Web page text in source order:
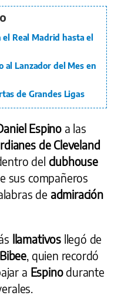
el Real Madrid hasta el
al Lanzador del Mes en
de Grandes Ligas
Espinoa las
de Cleveland
del clubhouse
sus compañeros
de admiración
llamativos llegó de
, quien recordó
a Espino durante